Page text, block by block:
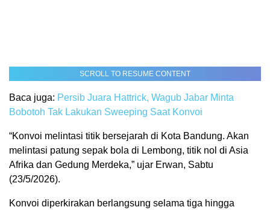
SCROLL TO RESUME CONTENT
Baca juga: Persib Juara Hattrick, Wagub Jabar Minta
Bobotoh Tak Lakukan Sweeping Saat Konvoi
“Konvoi melintasi titik bersejarah di Kota Bandung. Akan
melintasi patung sepak bola di Lembong, titik nol di Asia
Afrika dan Gedung Merdeka,” ujar Erwan, Sabtu
(23/5/2026).
Konvoi diperkirakan berlangsung selama tiga hingga